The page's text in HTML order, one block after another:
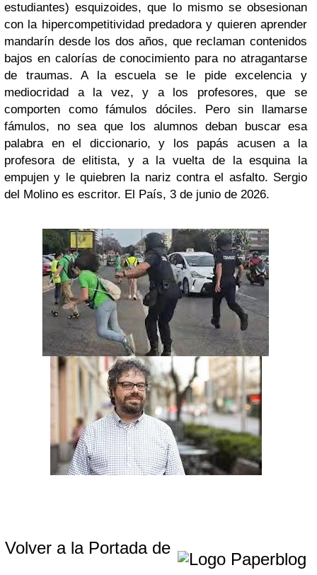
estudiantes) esquizoides, que lo mismo se obsesionan
con la hipercompetitividad predadora y quieren aprender
mandarín desde los dos años, que reclaman contenidos
bajos en calorías de conocimiento para no atragantarse
de traumas. A la escuela se le pide excelencia y
mediocridad a la vez, y a los profesores, que se
comporten como fámulos dóciles. Pero sin llamarse
fámulos, no sea que los alumnos deban buscar esa
palabra en el diccionario, y los papás acusen a la
profesora de elitista, y a la vuelta de la esquina la
empujen y le quiebren la nariz contra el asfalto. Sergio
del Molino es escritor. El País, 3 de junio de 2026.
Volver a la Portada de